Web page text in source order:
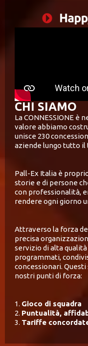
CHI SIAMO
La CONNESSIONE è
valore abbiamo
unisce 230
aziende lungo tutto
Pall-Ex Italia è
storie e di persone
con professionalità,
rendere ogni giorno
Attraverso la forza
precisa
servizio di alta
programmati,
concessionari.
nostri punti di forza:
1. Gioco di squadra
2. Puntualità,
3. Tariffe